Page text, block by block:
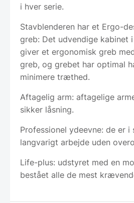
i hver serie.
Stavblenderen har et Ergo-
greb: Det udvendige kabinet
giver et ergonomisk greb
greb, og grebet har optimal
minimere træthed.
Aftagelig arm: aftagelige
sikker låsning.
Professionel ydeevne: de er
langvarigt arbejde uden
Life-plus: udstyret med en
bestået alle de mest